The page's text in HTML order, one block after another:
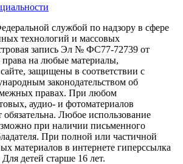
службой по надзору в сфере
технологий и массовых
запись Эл № ФС77-72739 от
права на любые материалы,
защищены в соответствии с
законодательством об
правах. При любом
аудио- и фотоматериалов
обязательна. Любое использование
при наличии письменного
При полной или частичной
материалов в интернете гиперссылка
Для детей старше 16 лет.